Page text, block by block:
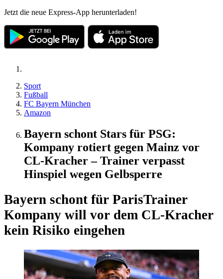
Jetzt die neue Express-App herunterladen!
Sport
Fußball
FC Bayern München
Amazon
Bayern schont Stars für PSG:
Kompany rotiert gegen Mainz vor
CL-Kracher – Trainer verpasst
Hinspiel wegen Gelbsperre
Bayern schont für ParisTrainer
Kompany will vor dem CL-Kracher
kein Risiko eingehen